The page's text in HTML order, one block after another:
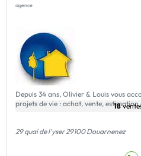
agence
Depuis 34 ans, Olivier & Louis vous
projets de vie : achat, vente,
18
29 quai de l'yser 29100 Douarnenez